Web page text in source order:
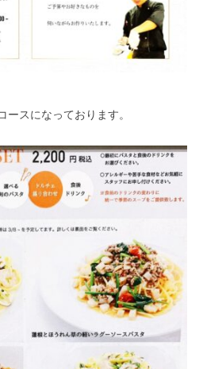
ースになっております。